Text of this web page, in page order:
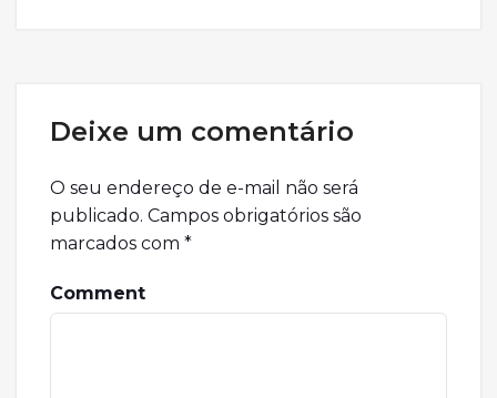
Deixe um comentário
O seu endereço de e-mail não será
publicado. Campos obrigatórios são
marcados com *
Comment